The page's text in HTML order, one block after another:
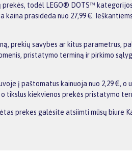
prekės, todėl LEGO® DOTS™
prasideda nuo 27,99 €.
prekių savybes ar kitus parametrus,
pristatymo terminą ir pirkimo
į paštomatus kainuoja nuo 2,29 €, o
kiekvienos prekės pristatymo
prekes galėsite atsiimti mūsų biure